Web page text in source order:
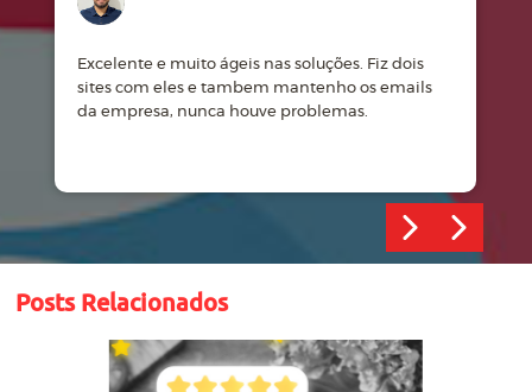
Excelente e muito ágeis nas soluções. Fiz dois
sites com eles e tambem mantenho os emails
da empresa, nunca houve problemas.
Posts Relacionados